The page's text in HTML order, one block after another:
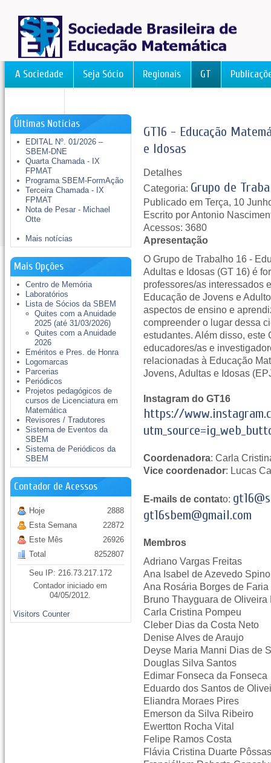
A Sociedade Seja Sócio Regionais GT
Últimas Notícias
EDITAL Nº. 01/2026 –
SBEM-DNE
Quarta Chamada - IX
FPMAT
Programa SBEM-FormAção
Terceira Chamada - IX
FPMAT
Nota de Pesar - Michael
Otte
Mais notícias
Mais Opções
Centro de Memória
Laboratórios
Lista de Sócios da SBEM
Quites com a Anuidade
2025 (até 31/03/2026)
Quites com a Anuidade
2026
Eméritos e Pres. de Honra
Logomarcas
Parcerias
Periódicos
Projetos pedagógicos de
cursos de Licenciatura em
Matemática
Revisores / Tradutores
Sistema de Eventos da
SBEM
Sistema de Periódicos da
SBEM
Contador de Acessos
Hoje
Esta Semana
Este Mês
Total
2888
22872
26926
8252807
Seu IP: 216.73.217.172
Contador iniciado em
04/05/2012.
Visitors Counter
GT16 - Educação
e Idosas
Detalhes
Categoria: Grupo de
Publicado em Terça, 10
Escrito por Antonio
Acessos: 3680
Apresentação
O Grupo de Trabalho 16 -
Adultas e Idosas (GT 16) é
professores/as interessados
Educação de Jovens e
aspectos de ensino e
compreender o lugar dessa
estudantes. Além disso, este
educadores/as e
relacionadas à Educação
Jovens, Adultas e Idosas
Instagram do GT16
https://
Coordenadora: Carla
Vice coordenador: Lucas
E-mails de contato:
gt16sbem@gmail.com
Membros
Adriano Vargas Freitas
Ana Isabel de Azevedo
Ana Rosária Borges de Faria
Bruno Thayguara de Oliveira
Carla Cristina Pompeu
Cleber Dias da Costa Neto
Denise Alves de Araujo
Deyse Maria Manni Dias de
Douglas Silva Santos
Edimar Fonseca da Fonseca
Eduardo dos Santos de
Eliandra Moraes Pires
Emerson da Silva Ribeiro
Ewertton Rocha Vital
Felipe Ramos Costa
Flávia Cristina Duarte